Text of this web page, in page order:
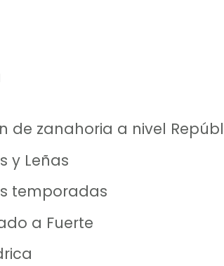
de zanahoria a nivel
y Leñas
temporadas
a Fuerte